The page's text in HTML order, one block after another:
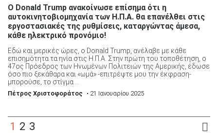
Ο Donald Trump ανακοίνωσε επίσημα ότι η
αυτοκινητοβιομηχανία των Η.Π.Α. θα επανέλθει στις
εργοστασιακές της ρυθμίσεις, καταργώντας άμεσα,
κάθε ηλεκτρικό προνόμιο!
Εδώ και μερικές ώρες, ο Donald Trump, ανέλαβε με κάθε
επισημότητα τα ηνία στις Η.Π.Α. Στην πρώτη του τοποθέτηση, ο
47ος Πρόεδρος των Ηνωμένων Πολιτειών της Αμερικής, έδωσε
όσο πιο ξεκάθαρα και «ωμά» -επιτρέψτε μου την έκφραση-
μπορούσε, το στίγμα ...
Πέτρος Χριστοφοράτος • 21 Ιανουαρίου 2025
1 2 3